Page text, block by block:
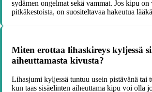
sydämen ongelmat sekä vammat. Jos kipu on
pitkäkestoista, on suositeltavaa hakeutua
Miten erottaa lihaskireys kyljessä
aiheuttamasta kivusta?
Lihasjumi kyljessä tuntuu usein pistävänä tai
kun taas sisäelinten aiheuttama kipu voi olla